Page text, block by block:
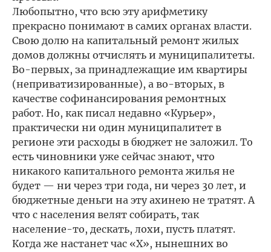
Любопытно, что всю эту арифметику
прекрасно понимают в самих органах власти.
Свою долю на капитальный ремонт жилых
домов должны отчислять и муниципалитеты.
Во-первых, за принадлежащие им квартиры
(неприватизированные), а во-вторых, в
качестве софинансирования ремонтных
работ. Но, как писал недавно «Курьер»,
практически ни один муниципалитет в
регионе эти расходы в бюджет не заложил. То
есть чиновники уже сейчас знают, что
никакого капитального ремонта жилья не
будет — ни через три года, ни через 30 лет, и
бюджетные деньги на эту ахинею не тратят. А
что с населения велят собирать, так
население-то, дескать, лохи, пусть платят.
Когда же настанет час «X», нынешних во